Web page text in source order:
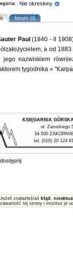
Nie okreslony
forum(0)
Paul (1840 - II
a od
jego nazwiskiem
tygodnika »
KSIĘGARNIA
ul. Zaruskiego
34-500
tel. (018) 20 124
Jeżeli znalazłeś/aś błąd ,
zawartość tej strony i możesz je